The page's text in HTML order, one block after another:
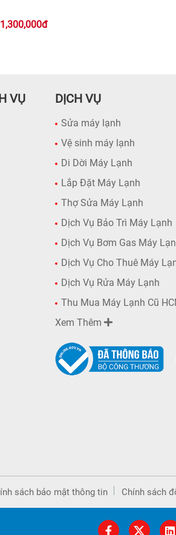
VỤ
DỊCH VỤ
Sửa máy lạnh
Vệ sinh máy lạnh
Di Dời Máy Lạnh
Lắp Đặt Máy Lạnh
Thợ Sửa Máy Lạnh
Dịch Vụ Bảo Trì Máy Lạnh
Dịch Vụ Bơm Gas Máy
Dịch Vụ Cho Thuê Máy
Dịch Vụ Rửa Máy Lạnh
Thu Mua Máy Lạnh Cũ
Xem Thêm
sách bảo mật thông tin Chính sách